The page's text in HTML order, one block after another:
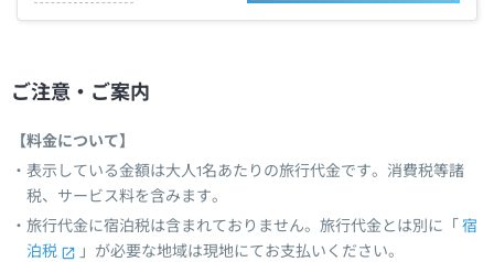
ご注意・ご案内
【料金について】
表示している金額は大人1名あたりの旅行代金です。消費税等諸
税、サービス料を含みます。
旅行代金に宿泊税は含まれておりません。旅行代金とは別に「 宿
泊税
」が必要な地域は現地にてお支払いください。